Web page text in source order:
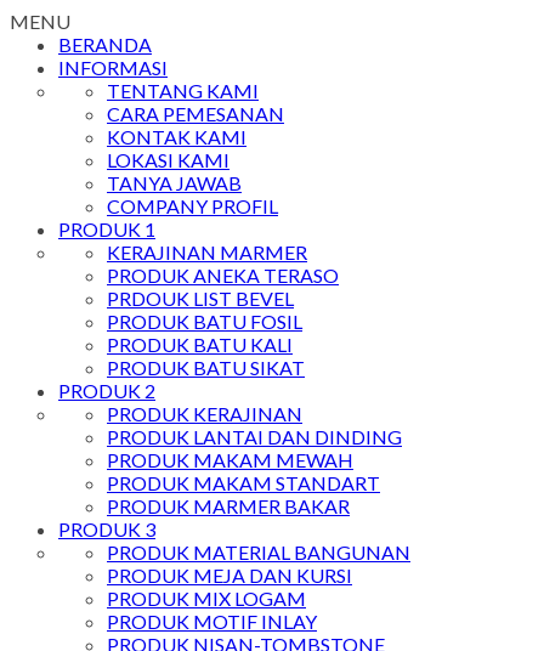
MENU
BERANDA
INFORMASI
TENTANG KAMI
CARA PEMESANAN
KONTAK KAMI
LOKASI KAMI
TANYA JAWAB
COMPANY PROFIL
PRODUK 1
KERAJINAN MARMER
PRODUK ANEKA TERASO
PRDOUK LIST BEVEL
PRODUK BATU FOSIL
PRODUK BATU KALI
PRODUK BATU SIKAT
PRODUK 2
PRODUK KERAJINAN
PRODUK LANTAI DAN DINDING
PRODUK MAKAM MEWAH
PRODUK MAKAM STANDART
PRODUK MARMER BAKAR
PRODUK 3
PRODUK MATERIAL BANGUNAN
PRODUK MEJA DAN KURSI
PRODUK MIX LOGAM
PRODUK MOTIF INLAY
PRODUK NISAN-TOMBSTONE